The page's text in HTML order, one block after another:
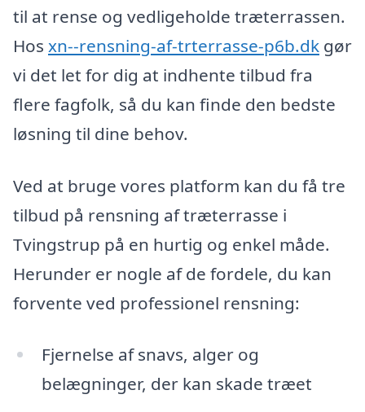
til at rense og vedligeholde træterrassen.
Hos xn--rensning-af-trterrasse-p6b.dk gør
vi det let for dig at indhente tilbud fra
flere fagfolk, så du kan finde den bedste
løsning til dine behov.
Ved at bruge vores platform kan du få tre
tilbud på rensning af træterrasse i
Tvingstrup på en hurtig og enkel måde.
Herunder er nogle af de fordele, du kan
forvente ved professionel rensning:
Fjernelse af snavs, alger og
belægninger, der kan skade træet